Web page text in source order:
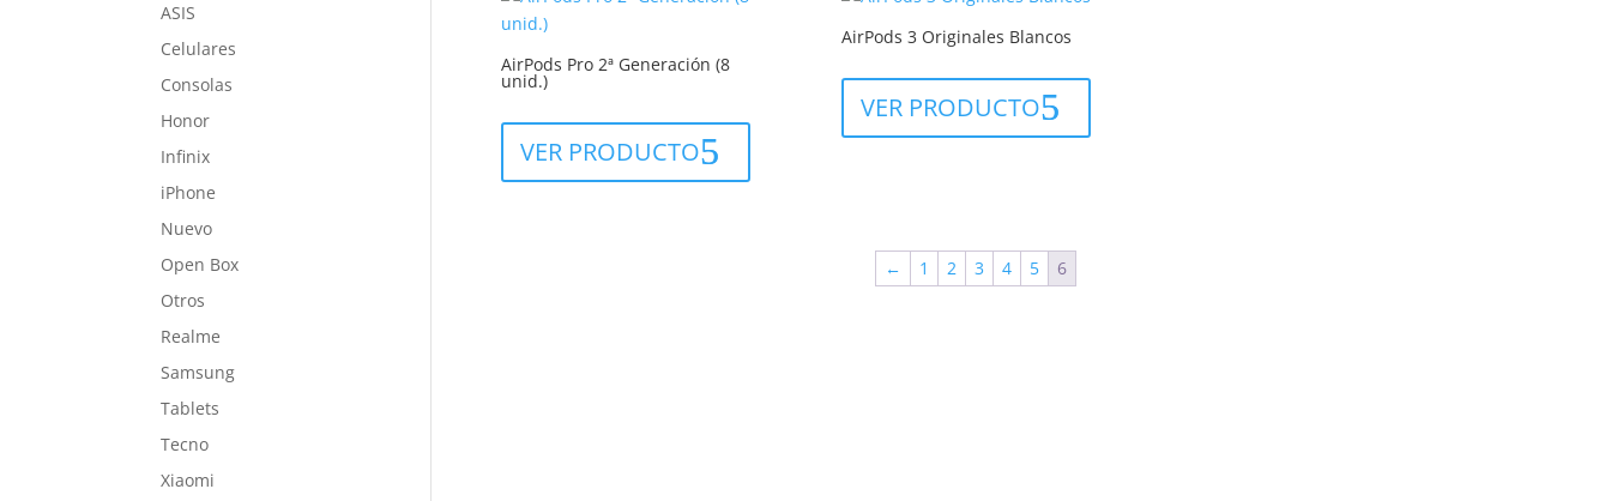
AirPods Pro 2ª Generación (8
unid.)
VER PRODUCTO
AirPods 3 Originales Blancos
VER PRODUCTO
← 1 2 3 4 5 6
ASIS
Celulares
Consolas
Honor
Infinix
iPhone
Nuevo
Open Box
Otros
Realme
Samsung
Tablets
Tecno
Xiaomi